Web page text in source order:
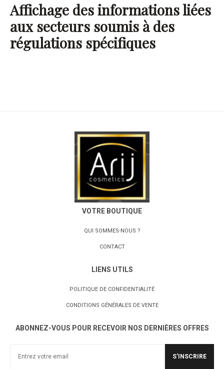
Affichage des informations liées
aux secteurs soumis à des
régulations spécifiques
VOTRE BOUTIQUE
QUI SOMMES-NOUS ?
CONTACT
LIENS UTILS
POLITIQUE DE CONFIDENTIALITÉ
CONDITIONS GÉNÉRALES DE VENTE
ABONNEZ-VOUS POUR RECEVOIR NOS DERNIÈRES OFFRES
S'INSCRIRE